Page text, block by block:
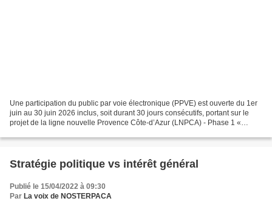
Une participation du public par voie électronique (PPVE) est ouverte du 1er
juin au 30 juin 2026 inclus, soit durant 30 jours consécutifs, portant sur le
projet de la ligne nouvelle Provence Côte-d’Azur (LNPCA) - Phase 1 «
Stratégie politique vs intérêt général
Publié le 15/04/2022 à 09:30
Par La voix de NOSTERPACA